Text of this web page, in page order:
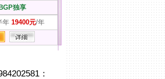
独享
年 19400元/年
：